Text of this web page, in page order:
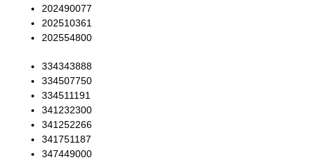
202490077
202510361
202554800
334343888
334507750
334511191
341232300
341252266
341751187
347449000